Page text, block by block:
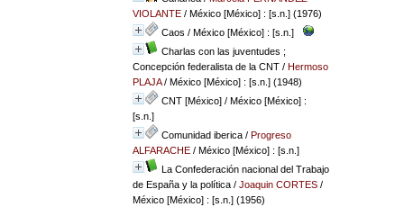
VIOLANTE/ México [México] : [s.n.] (1976)
Caos / México [México] : [s.n.]
Charlas con las juventudes ;
Concepción federalista de la CNT/ Hermoso
PLAJA/ México [México] : [s.n.] (1948)
CNT [México]/ México [México] :
[s.n.]
Comunidad iberica/ Progreso
ALFARACHE/ México [México] : [s.n.]
La Confederación nacional del Trabajo
de España y la política/ Joaquin CORTES/
México [México] : [s.n.] (1956)